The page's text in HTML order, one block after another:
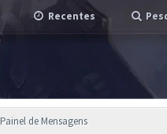
Recentes
Painel de Mensagens